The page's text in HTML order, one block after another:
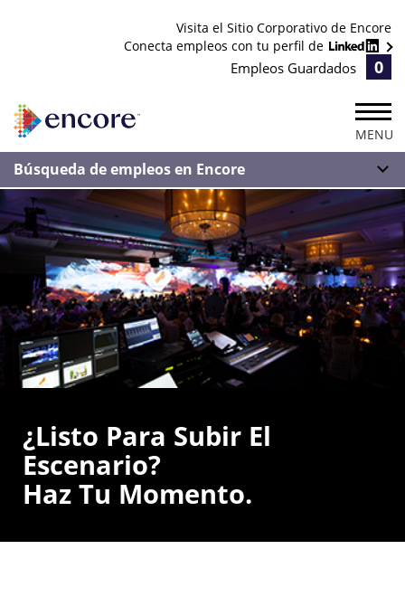
Visita el Sitio Corporativo de Encore
Conecta empleos con tu perfil de
Empleos Guardados 0
MENU
Búsqueda de empleos en Encore
¿Listo Para Subir El
Escenario?
Haz Tu Momento.